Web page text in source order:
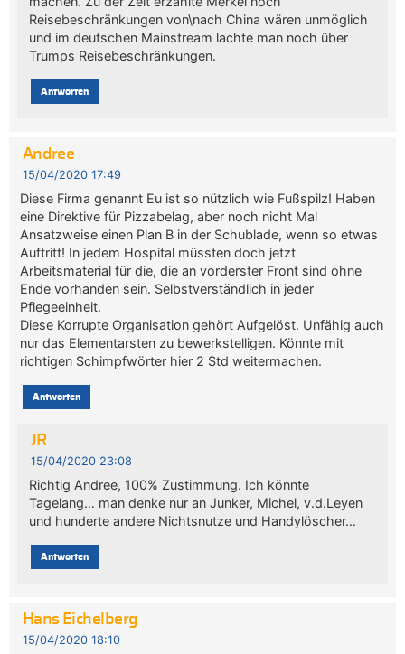
Reisebeschränkungen von\nach China wären unmöglich
und im deutschen Mainstream lachte man noch über
Trumps Reisebeschränkungen.
Antworten
Andree
15/04/2020 17:49
Diese Firma genannt Eu ist so nützlich wie Fußspilz! Haben
eine Direktive für Pizzabelag, aber noch nicht Mal
Ansatzweise einen Plan B in der Schublade, wenn so etwas
Auftritt! In jedem Hospital müssten doch jetzt
Arbeitsmaterial für die, die an vorderster Front sind ohne
Ende vorhanden sein. Selbstverständlich in jeder
Pflegeeinheit.
Diese Korrupte Organisation gehört Aufgelöst. Unfähig auch
nur das Elementarsten zu bewerkstelligen. Könnte mit
richtigen Schimpfwörter hier 2 Std weitermachen.
Antworten
JR
15/04/2020 23:08
Richtig Andree, 100% Zustimmung. Ich könnte
Tagelang… man denke nur an Junker, Michel, v.d.Leyen
und hunderte andere Nichtsnutze und Handylöscher…
Antworten
Hans Eichelberg
15/04/2020 18:10